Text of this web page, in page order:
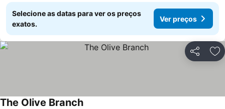
Selecione as datas para ver os preços
exatos.
Ver preços
Partilhar
The Olive Branch